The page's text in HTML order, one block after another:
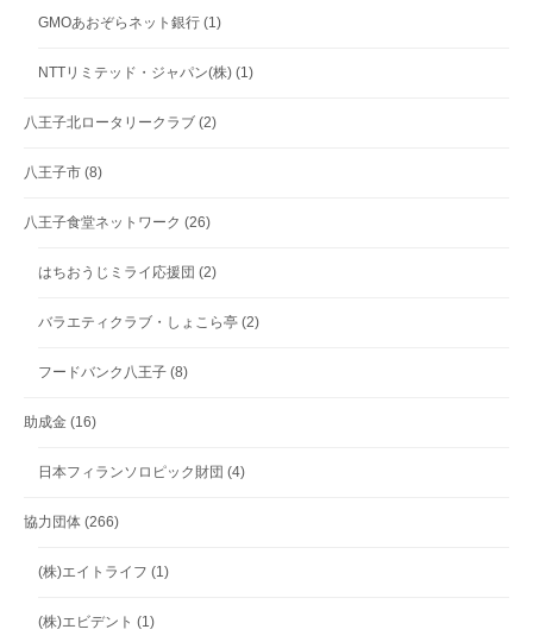
GMOあおぞらネット銀行 (1)
NTTリミテッド・ジャパン(株) (1)
八王子北ロータリークラブ (2)
八王子市 (8)
八王子食堂ネットワーク (26)
はちおうじミライ応援団 (2)
バラエティクラブ・しょこら亭 (2)
フードバンク八王子 (8)
助成金 (16)
日本フィランソロピック財団 (4)
協力団体 (266)
(株)エイトライフ (1)
(株)エビデント (1)